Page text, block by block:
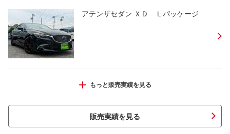
アテンザセダン ＸＤ Ｌパッケージ
ステップワゴンスパーダ Ｚ インターナビ
もっと販売実績を見る
販売実績を見る